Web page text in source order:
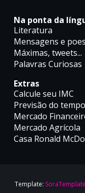
Na ponta da
Literatura
Mensagens e
Máximas, tweets...
Palavras Curiosas
Extras
Calcule seu IMC
Previsão do tempo
Mercado
Mercado Agrícola
Casa Ronald
Template: